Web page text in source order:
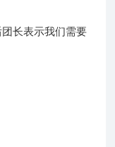
长表示我们需要